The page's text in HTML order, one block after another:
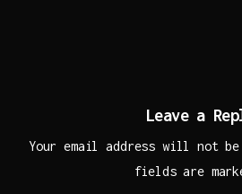
Leave a
Your email address will not be
fields are